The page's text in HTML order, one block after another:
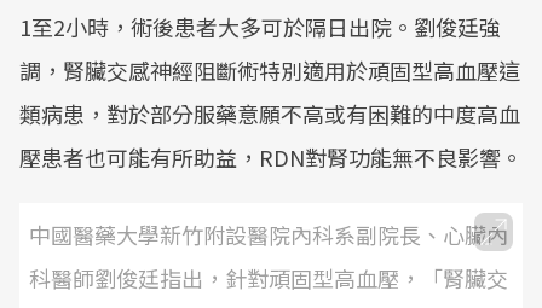
1至2小時，術後患者大多可於隔日出院。劉俊廷強
調，腎臟交感神經阻斷術特別適用於頑固型高血壓這
類病患，對於部分服藥意願不高或有困難的中度高血
壓患者也可能有所助益，RDN對腎功能無不良影響。
中國醫藥大學新竹附設醫院內科系副院長、心臟內
科醫師劉俊廷指出，針對頑固型高血壓，「腎臟交